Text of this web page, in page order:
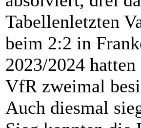
Tabellenletzten
beim 2:2 in
2023/2024
VfR zweimal
Auch diesmal